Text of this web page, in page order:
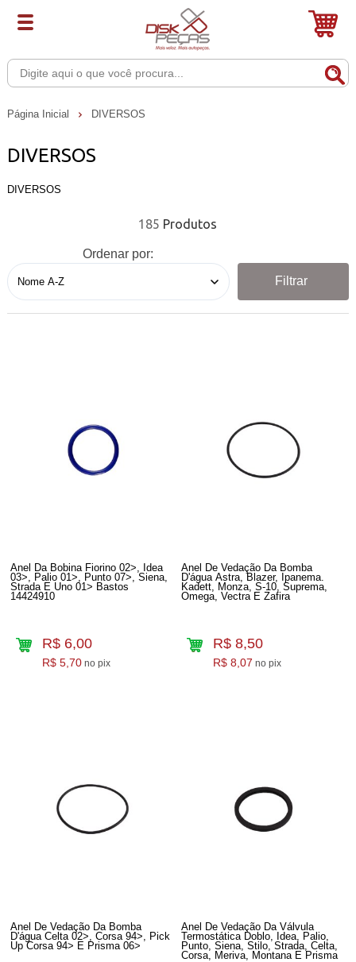
Página Inicial DIVERSOS
DIVERSOS
DIVERSOS
185
Ordenar por:
Filtrar
Anel Da Bobina Fiorino 02>, Idea
03>, Palio 01>, Punto 07>, Siena,
Strada E Uno 01> Bastos
14424910
R$ 6,00
R$ 5,70 no pix
Anel De Vedação Da Bomba
D'água Astra, Blazer, Ipanema.
Kadett, Monza, S-10, Suprema,
Omega, Vectra E Zafira
R$ 8,50
R$ 8,07 no pix
Anel De Vedação Da Bomba
D'água Celta 02>, Corsa 94>, Pick
Up Corsa 94> E Prisma 06>
Anel De Vedação Da Válvula
Termostática Doblo, Idea, Palio,
Punto, Siena, Stilo, Strada, Celta,
Corsa, Meriva, Montana E Prisma